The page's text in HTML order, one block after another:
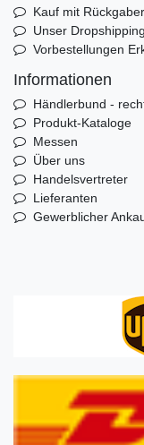
Kauf mit
Unser
Vorbestellungen
Informationen
Händlerbund -
Produkt-Kataloge
Messen
Über uns
Handelsvertreter
Lieferanten
Gewerblicher